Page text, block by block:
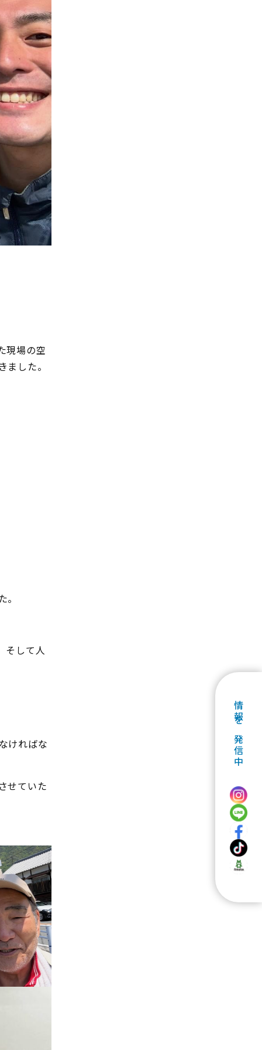
情報を発信中
現場の空
した。
そして人
ければな
せていた